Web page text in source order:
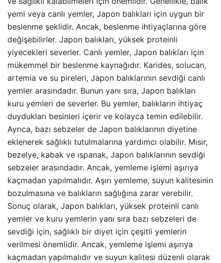
yemi veya canlı yemler, Japon balıkları için uygun bir
beslenme şeklidir. Ancak, beslenme ihtiyaçlarına göre
değişebilirler. Japon balıkları, yüksek proteinli
yiyecekleri severler. Canlı yemler, Japon balıkları için
mükemmel bir beslenme kaynağıdır. Karides, solucan,
artemia ve su pireleri, Japon balıklarının sevdiği canlı
yemler arasındadır. Bunun yanı sıra, Japon balıkları
kuru yemleri de severler. Bu yemler, balıkların ihtiyaç
duydukları besinleri içerir ve kolayca temin edilebilir.
Ayrıca, bazı sebzeler de Japon balıklarının diyetine
eklenerek sağlıklı tutulmalarına yardımcı olabilir. Mısır,
bezelye, kabak ve ıspanak, Japon balıklarının sevdiği
sebzeler arasındadır. Ancak, yemleme işlemi aşırıya
kaçmadan yapılmalıdır. Aşırı yemleme, suyun kalitesinin
bozulmasına ve balıkların sağlığına zarar verebilir.
Sonuç olarak, Japon balıkları, yüksek proteinli canlı
yemler ve kuru yemlerin yanı sıra bazı sebzeleri de
sevdiği için, sağlıklı bir diyet için çeşitli yemlerin
verilmesi önemlidir. Ancak, yemleme işlemi aşırıya
kaçmadan yapılmalıdır ve suyun kalitesi düzenli olarak